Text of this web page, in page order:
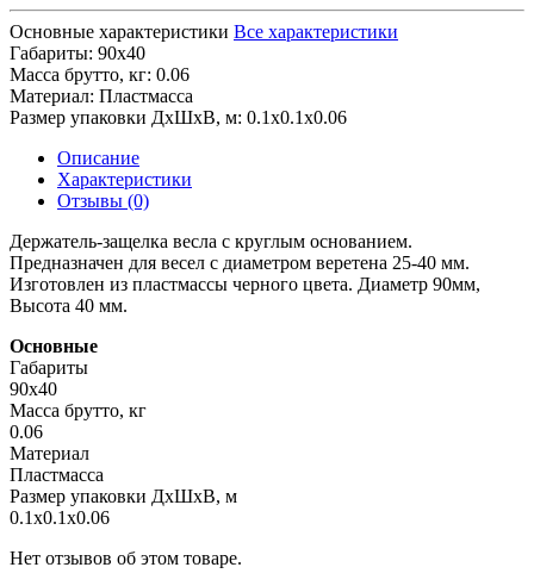
Основные характеристики Все характеристики
Габариты: 90х40
Масса брутто, кг: 0.06
Материал: Пластмасса
Размер упаковки ДхШхВ, м: 0.1x0.1x0.06
Описание
Характеристики
Отзывы (0)
Держатель-защелка весла с круглым основанием.
Предназначен для весел с диаметром веретена 25-40 мм.
Изготовлен из пластмассы черного цвета. Диаметр 90мм,
Высота 40 мм.
Основные
Габариты
90х40
Масса брутто, кг
0.06
Материал
Пластмасса
Размер упаковки ДхШхВ, м
0.1x0.1x0.06
Нет отзывов об этом товаре.